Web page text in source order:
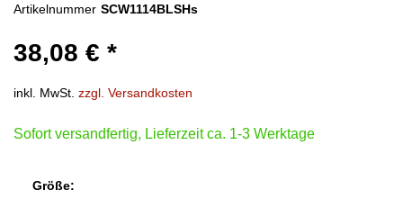
Artikelnummer SCW1114BLSHs
38,08 € *
inkl. MwSt. zzgl. Versandkosten
Sofort versandfertig, Lieferzeit ca. 1-3 Werktage
Größe: